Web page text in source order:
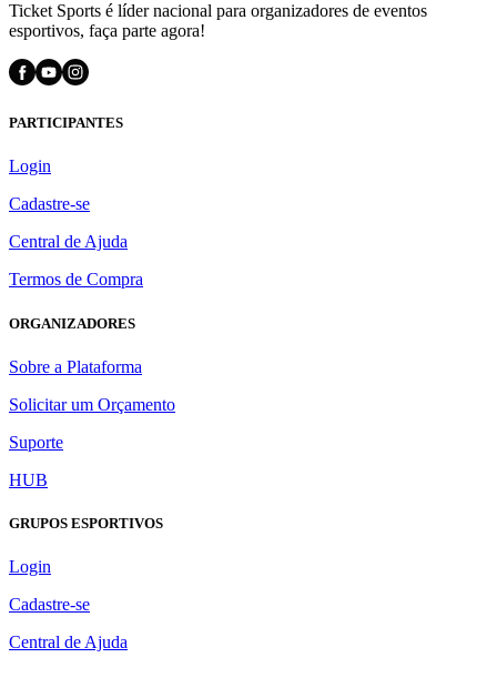
Ticket Sports é líder nacional para organizadores de eventos
esportivos, faça parte agora!
PARTICIPANTES
Login
Cadastre-se
Central de Ajuda
Termos de Compra
ORGANIZADORES
Sobre a Plataforma
Solicitar um Orçamento
Suporte
HUB
GRUPOS ESPORTIVOS
Login
Cadastre-se
Central de Ajuda